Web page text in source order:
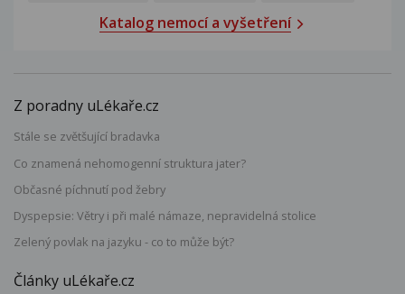
Katalog nemocí a vyšetření
Z poradny uLékaře.cz
Stále se zvětšující bradavka
Co znamená nehomogenní struktura jater?
Občasné píchnutí pod žebry
Dyspepsie: Větry i při malé námaze, nepravidelná stolice
Zelený povlak na jazyku - co to může být?
Články uLékaře.cz